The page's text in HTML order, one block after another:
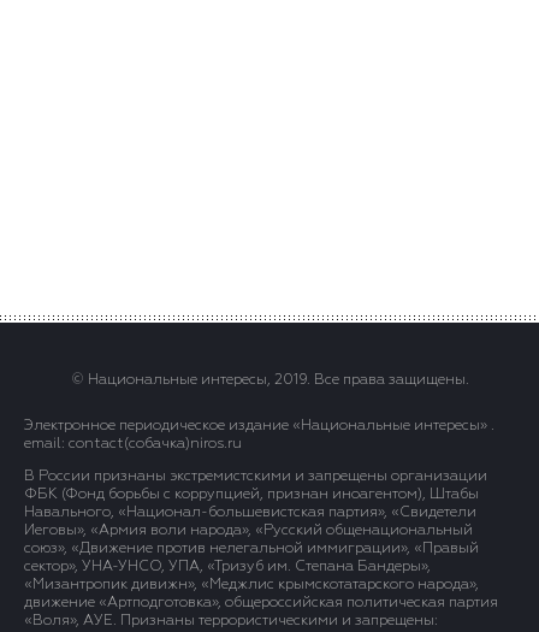
© Национальные интересы, 2019. Все права защищены.
Электронное периодическое издание «Национальные интересы» .
email: contact(сoбaчка)niros.ru
В России признаны экстремистскими и запрещены организации
ФБК (Фонд борьбы с коррупцией, признан иноагентом), Штабы
Навального, «Национал-большевистская партия», «Свидетели
Иеговы», «Армия воли народа», «Русский общенациональный
союз», «Движение против нелегальной иммиграции», «Правый
сектор», УНА-УНСО, УПА, «Тризуб им. Степана Бандеры»,
«Мизантропик дивижн», «Меджлис крымскотатарского народа»,
движение «Артподготовка», общероссийская политическая партия
«Воля», АУЕ. Признаны террористическими и запрещены: